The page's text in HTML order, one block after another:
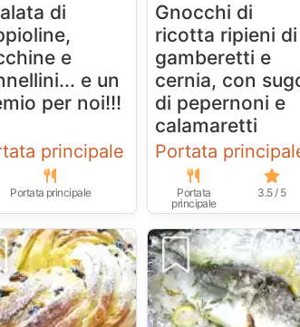
di
e
e un
per noi!!!
principale
Portata principale
Gnocchi di
ricotta ripieni di
gamberetti e
cernia, con
di pepernoni e
calamaretti
Portata
Portata
principale
3.5 / 5